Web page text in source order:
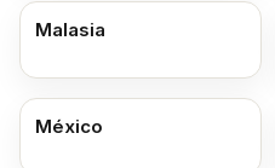
Malasia
México